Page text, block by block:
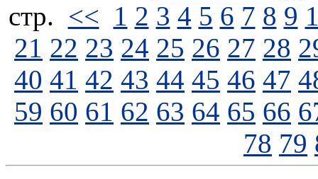
стp. << 1 2 3 4 5 6 7 8 9
21 22 23 24 25 26 27 28
40 41 42 43 44 45 46 47
59 60 61 62 63 64 65 66
78 79